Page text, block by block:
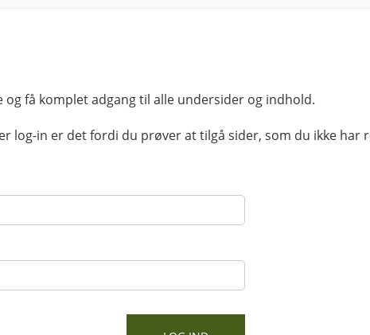
og få komplet adgang til alle undersider og indhold.
log-in er det fordi du prøver at tilgå sider, som du ikke har